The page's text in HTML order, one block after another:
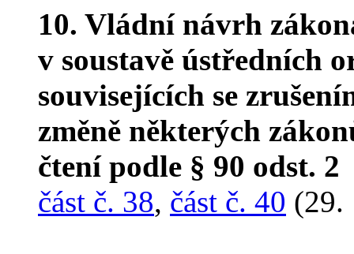
10. Vládní návrh
v soustavě ústředních
souvisejících se
změně některých
čtení podle § 90 odst. 2
část č. 38, část č. 40 (29.